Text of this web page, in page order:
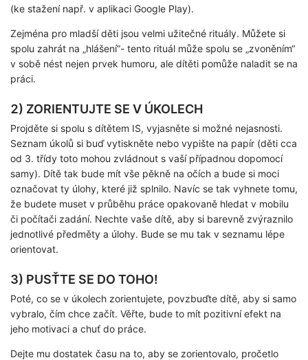
(ke stažení např. v aplikaci Google Play).
Zejména pro mladší děti jsou velmi užitečné rituály. Můžete si
spolu zahrát na „hlášení“- tento rituál může spolu se „zvoněním“
v sobě nést nejen prvek humoru, ale dítěti pomůže naladit se na
práci.
2) ZORIENTUJTE SE V ÚKOLECH
Projděte si spolu s dítětem IS, vyjasněte si možné nejasnosti.
Seznam úkolů si buď vytiskněte nebo vypište na papír (děti cca
od 3. třídy toto mohou zvládnout s vaší případnou dopomocí
samy). Dítě tak bude mít vše pěkně na očích a bude si moci
označovat ty úlohy, které již splnilo. Navíc se tak vyhnete tomu,
že budete muset v průběhu práce opakovaně hledat v mobilu
či počítači zadání. Nechte vaše dítě, aby si barevně zvýraznilo
jednotlivé předměty a úlohy. Bude se mu tak v seznamu lépe
orientovat.
3) PUSŤTE SE DO TOHO!
Poté, co se v úkolech zorientujete, povzbuďte dítě, aby si samo
vybralo, čím chce začít. Věřte, bude to mít pozitivní efekt na
jeho motivaci a chuť do práce.
Dejte mu dostatek času na to, aby se zorientovalo, pročetlo